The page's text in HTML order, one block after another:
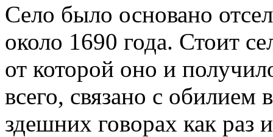
Село было основано
около 1690 года. Стоит
от которой оно и
всего, связано с обилием
здешних говорах как раз